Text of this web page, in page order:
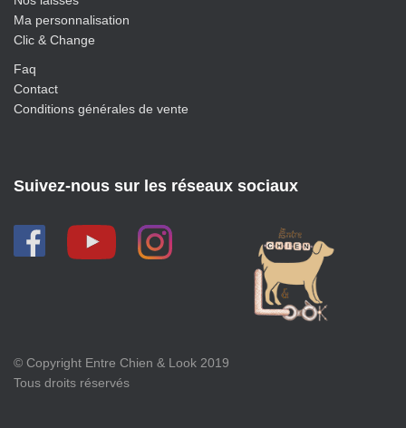
Ma personnalisation
Clic & Change
Faq
Contact
Conditions générales de vente
Suivez-nous sur les réseaux sociaux
© Copyright Entre Chien & Look 2019
Tous droits réservés